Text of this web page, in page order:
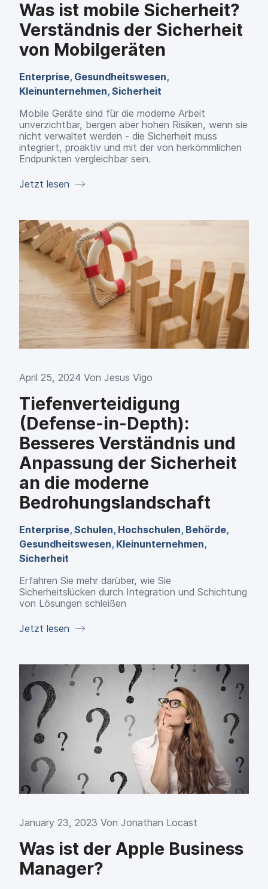
Was ist mobile Sicherheit?
Verständnis der Sicherheit
von Mobilgeräten
Enterprise, Gesundheitswesen,
Kleinunternehmen, Sicherheit
Mobile Geräte sind für die moderne Arbeit
unverzichtbar, bergen aber hohen Risiken, wenn sie
nicht verwaltet werden - die Sicherheit muss
integriert, proaktiv und mit der von herkömmlichen
Endpunkten vergleichbar sein.
Jetzt lesen
April 25, 2024 Von Jesus Vigo
Tiefenverteidigung
(Defense-in-Depth):
Besseres Verständnis und
Anpassung der Sicherheit
an die moderne
Bedrohungslandschaft
Enterprise, Schulen, Hochschulen, Behörde,
Gesundheitswesen, Kleinunternehmen,
Sicherheit
Erfahren Sie mehr darüber, wie Sie
Sicherheitslücken durch Integration und Schichtung
von Lösungen schleißen
Jetzt lesen
January 23, 2023 Von Jonathan Locast
Was ist der Apple Business
Manager?